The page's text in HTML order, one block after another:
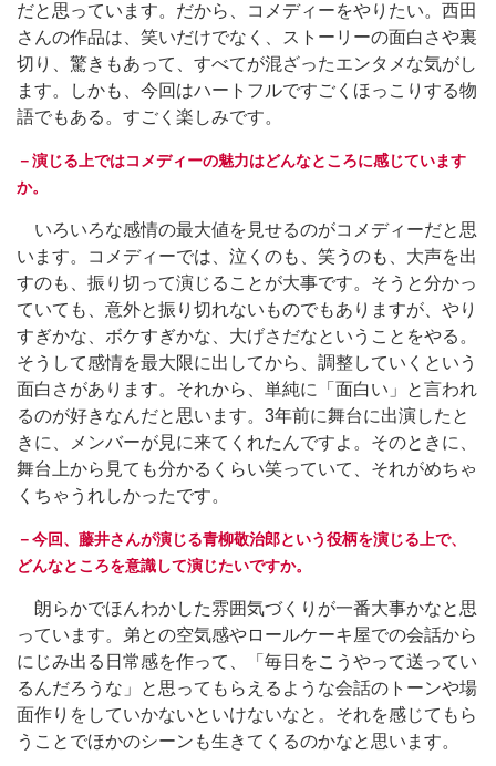
だと思っています。だから、コメディーをやりたい。西田
さんの作品は、笑いだけでなく、ストーリーの面白さや裏
切り、驚きもあって、すべてが混ざったエンタメな気がし
ます。しかも、今回はハートフルですごくほっこりする物
語でもある。すごく楽しみです。
－演じる上ではコメディーの魅力はどんなところに感じています
か。
いろいろな感情の最大値を見せるのがコメディーだと思
います。コメディーでは、泣くのも、笑うのも、大声を出
すのも、振り切って演じることが大事です。そうと分かっ
ていても、意外と振り切れないものでもありますが、やり
すぎかな、ボケすぎかな、大げさだなということをやる。
そうして感情を最大限に出してから、調整していくという
面白さがあります。それから、単純に「面白い」と言われ
るのが好きなんだと思います。3年前に舞台に出演したと
きに、メンバーが見に来てくれたんですよ。そのときに、
舞台上から見ても分かるくらい笑っていて、それがめちゃ
くちゃうれしかったです。
－今回、藤井さんが演じる青柳敬治郎という役柄を演じる上で、
どんなところを意識して演じたいですか。
朗らかでほんわかした雰囲気づくりが一番大事かなと思
っています。弟との空気感やロールケーキ屋での会話から
にじみ出る日常感を作って、「毎日をこうやって送ってい
るんだろうな」と思ってもらえるような会話のトーンや場
面作りをしていかないといけないなと。それを感じてもら
うことでほかのシーンも生きてくるのかなと思います。